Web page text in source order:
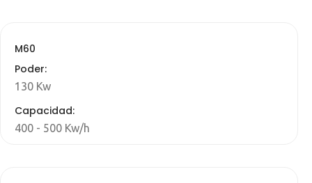
M60
Poder:
130 Kw
Capacidad:
400 - 500 Kw/h